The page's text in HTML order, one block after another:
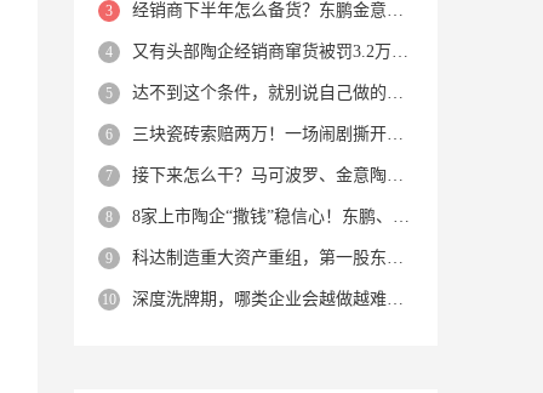
经销商下半年怎么备货？东鹏金意陶马可波罗等10大品牌集体亮剑
又有头部陶企经销商窜货被罚3.2万！品牌区域保护岌岌可危？
达不到这个条件，就别说自己做的是质感砖！
三块瓷砖索赔两万！一场闹剧撕开了装修“碰瓷”的遮羞布
接下来怎么干？马可波罗、金意陶、蒙娜丽莎、箭牌、欧神诺、宏宇…
8家上市陶企“撒钱”稳信心！东鹏、蒙娜丽莎等启动回购增持
科达制造重大资产重组，第一股东易主！
深度洗牌期，哪类企业会越做越难？哪类企业能逆势突围？